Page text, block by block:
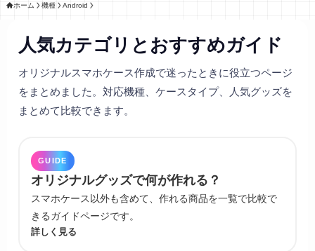
ホーム 機種 Android
人気カテゴリとおすすめガイド
オリジナルスマホケース作成で迷ったときに役立つページ
をまとめました。対応機種、ケースタイプ、人気グッズを
まとめて比較できます。
GUIDE
オリジナルグッズで何が作れる？
スマホケース以外も含めて、作れる商品を一覧で比較で
きるガイドページです。
詳しく見る